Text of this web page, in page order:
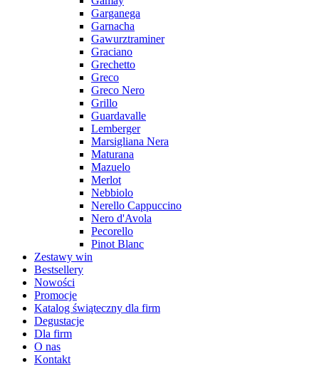
Garganega
Garnacha
Gawurztraminer
Graciano
Grechetto
Greco
Greco Nero
Grillo
Guardavalle
Lemberger
Marsigliana Nera
Maturana
Mazuelo
Merlot
Nebbiolo
Nerello Cappuccino
Nero d'Avola
Pecorello
Pinot Blanc
Zestawy win
Bestsellery
Nowości
Promocje
Katalog świąteczny dla firm
Degustacje
Dla firm
O nas
Kontakt